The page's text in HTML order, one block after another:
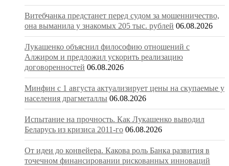
Витебчанка предстанет перед судом за мошенничество,
она выманила у знакомых 205 тыс. рублей 06.08.2026
Лукашенко объяснил философию отношений с
Алжиром и предложил ускорить реализацию
договоренностей 06.08.2026
Минфин с 1 августа актуализирует цены на скупаемые у
населения драгметаллы 06.08.2026
Испытание на прочность. Как Лукашенко выводил
Беларусь из кризиса 2011-го 06.08.2026
От идеи до конвейера. Какова роль Банка развития в
точечном финансировании рискованных инноваций